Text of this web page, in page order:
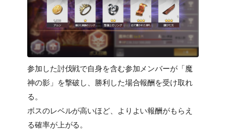
参加した討伐戦で自身を含む参加メンバーが「魔
神の影」を撃破し、勝利した場合報酬を受け取れ
る。
ボスのレベルが高いほど、よりよい報酬がもらえ
る確率が上がる。